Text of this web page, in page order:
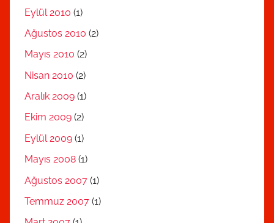
Eylül 2010 (1)
Ağustos 2010 (2)
Mayıs 2010 (2)
Nisan 2010 (2)
Aralık 2009 (1)
Ekim 2009 (2)
Eylül 2009 (1)
Mayıs 2008 (1)
Ağustos 2007 (1)
Temmuz 2007 (1)